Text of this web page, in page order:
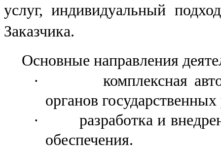
услуг, индивидуальный
Заказчика.
Основные направления
·
комплексная
органов
·
разработка и
обеспечения.